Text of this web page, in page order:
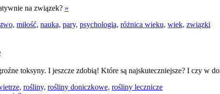
na związek? »
miłość, nauka, pary, psychologia, różnica wieku, wiek, związki
toksyny. I jeszcze zdobią! Które są najskuteczniejsze? I czy w
rośliny, rośliny doniczkowe, rośliny lecznicze